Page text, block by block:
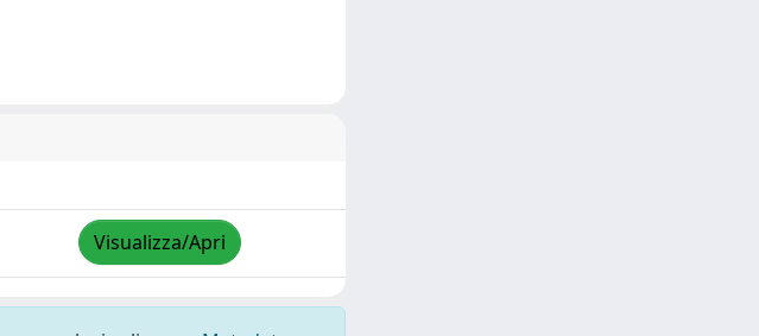
Visualizza/Apri